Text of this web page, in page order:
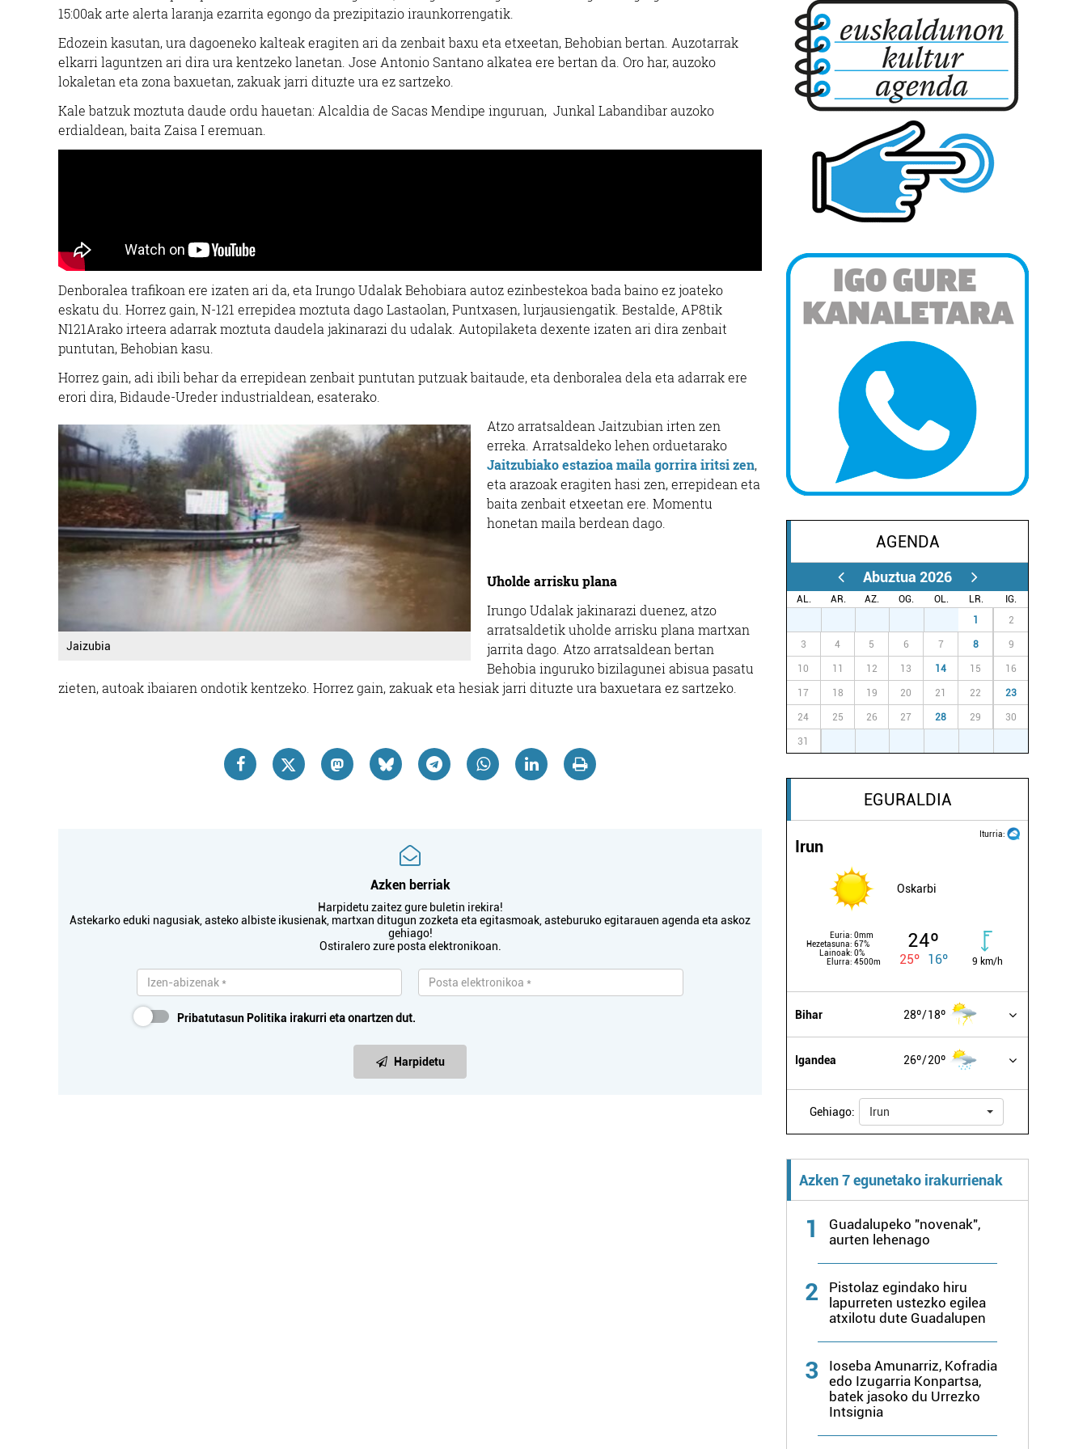
15:00ak arte alerta laranja ezarrita egongo da prezipitazio iraunkorrengatik.
Edozein kasutan, ura dagoeneko kalteak eragiten ari da zenbait baxu eta etxeetan, Behobian bertan. Auzotarrak
elkarri laguntzen ari dira ura kentzeko lanetan. Jose Antonio Santano alkatea ere bertan da. Oro har, auzoko
lokaletan eta zona baxuetan, zakuak jarri dituzte ura ez sartzeko.
Kale batzuk moztuta daude ordu hauetan: Alcaldia de Sacas Mendipe inguruan, Junkal Labandibar auzoko
erdialdean, baita Zaisa I eremuan.
Denboralea trafikoan ere izaten ari da, eta Irungo Udalak Behobiara autoz ezinbestekoa bada baino ez joateko
eskatu du. Horrez gain, N-121 errepidea moztuta dago Lastaolan, Puntxasen, lurjausiengatik. Bestalde, AP8tik
N121Arako irteera adarrak moztuta daudela jakinarazi du udalak. Autopilaketa dexente izaten ari dira zenbait
puntutan, Behobian kasu.
Horrez gain, adi ibili behar da errepidean zenbait puntutan putzuak baitaude, eta denboralea dela eta adarrak ere
erori dira, Bidaude-Ureder industrialdean, esaterako.
Jaizubia
Atzo arratsaldean Jaitzubian irten zen
erreka. Arratsaldeko lehen orduetarako
Jaitzubiako estazioa maila gorrira iritsi zen,
eta arazoak eragiten hasi zen, errepidean eta
baita zenbait etxeetan ere. Momentu
honetan maila berdean dago.
Uholde arrisku plana
Irungo Udalak jakinarazi duenez, atzo
arratsaldetik uholde arrisku plana martxan
jarrita dago. Atzo arratsaldean bertan
Behobia inguruko bizilagunei abisua pasatu
zieten, autoak ibaiaren ondotik kentzeko. Horrez gain, zakuak eta hesiak jarri dituzte ura baxuetara ez sartzeko.
Azken berriak
Harpidetu zaitez gure buletin irekira!
Astekarko eduki nagusiak, asteko albiste ikusienak, martxan ditugun zozketa eta egitasmoak, asteburuko egitarauen agenda eta askoz
gehiago!
Ostiralero zure posta elektronikoan.
Pribatutasun Politika irakurri eta onartzen dut.
Harpidetu
AGENDA
Abuztua 2026
AL. AR. AZ. OG. OL. LR.
IG.
1 2
3 4 5 6 7 8 9
10 11 12 13 14 15 16
17 18 19 20 21 22 23
24 25 26 27 28 29 30
31
EGURALDIA
Iturria:
Irun
Oskarbi
Euria: 0mm
Hezetasuna: 67%
Lainoak: 0%
Elurra: 4500m
24º
25º 16º 9 km/h
Bihar 28º 18º
Igandea 26º 20º
Gehiago: Irun
Azken 7 egunetako irakurrienak
1
Guadalupeko "novenak",
aurten lehenago
2
Pistolaz egindako hiru
lapurreten ustezko egilea
atxilotu dute Guadalupen
3
Ioseba Amunarriz, Kofradia
edo Izugarria Konpartsa,
batek jasoko du Urrezko
Intsignia